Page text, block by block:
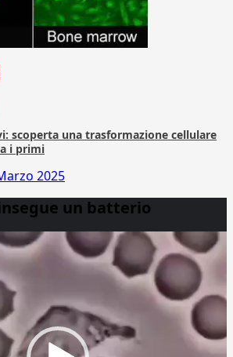
scoperta una trasformazione cellulare
i primi
2025
un batterio